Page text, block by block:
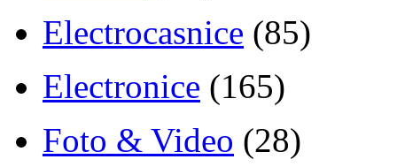
Electrocasnice (85)
Electronice (165)
Foto & Video (28)